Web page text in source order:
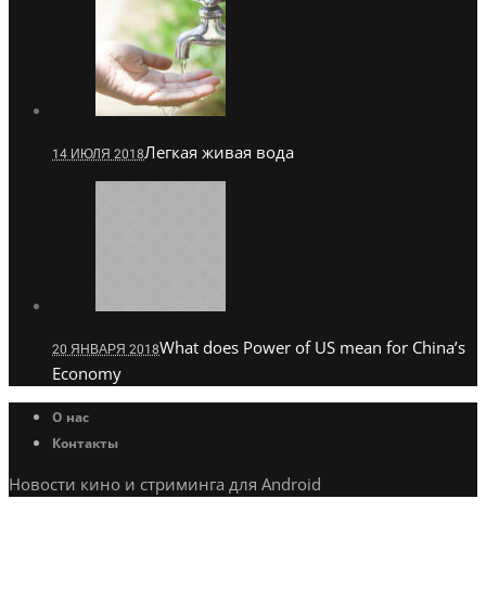
14 ИЮЛЯ 2018Легкая живая вода
20 ЯНВАРЯ 2018What does Power of US mean for China’s
Economy
О нас
Контакты
Новости кино и стриминга для Android